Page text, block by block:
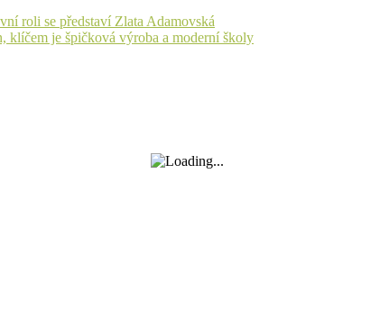
roli se představí Zlata Adamovská
klíčem je špičková výroba a moderní školy